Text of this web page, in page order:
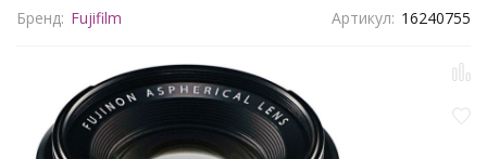
Бренд: Fujifilm Артикул: 16240755